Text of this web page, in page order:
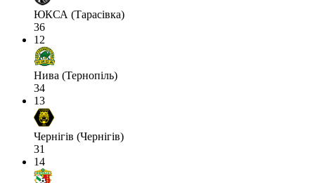
ЮКСА (Тарасівка)
36
12
Нива (Тернопіль)
34
13
Чернігів (Чернігів)
31
14